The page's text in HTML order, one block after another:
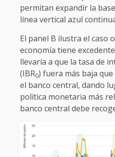
permitan expandir la
línea vertical azul
El panel B ilustra el caso
economía tiene
llevaría a que la tasa de
(IBR0) fuera más baja
el banco central, dando
política monetaria más
banco central debe